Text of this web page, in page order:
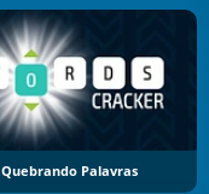
Quebrando Palavras